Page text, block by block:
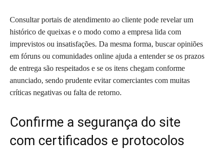
Consultar portais de atendimento ao cliente pode revelar um
histórico de queixas e o modo como a empresa lida com
imprevistos ou insatisfações. Da mesma forma, buscar opiniões
em fóruns ou comunidades online ajuda a entender se os prazos
de entrega são respeitados e se os itens chegam conforme
anunciado, sendo prudente evitar comerciantes com muitas
críticas negativas ou falta de retorno.
Confirme a segurança do site
com certificados e protocolos